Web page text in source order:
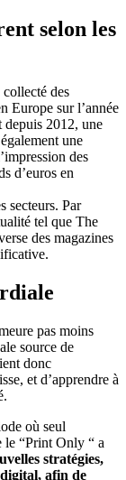
selon les
des
Europe sur l’année
depuis 2012, une
une
des
d’euros en
secteurs. Par
tel que The
des magazines
pas moins
source de
donc
et d’apprendre à
où seul
le “Print Only “ a
stratégies,
afin de